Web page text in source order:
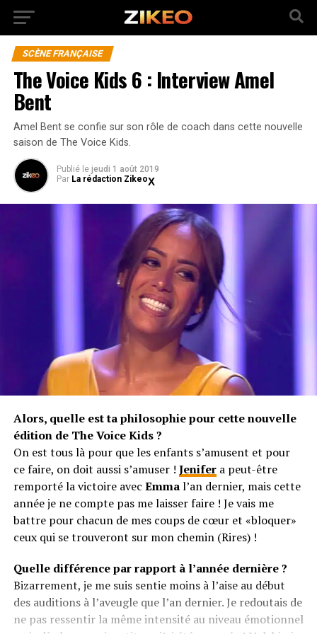
SCÈNE FRANÇAISE
The Voice Kids 6 : Interview Amel
Bent
Amel Bent se confie sur son rôle de coach dans cette nouvelle
saison de The Voice Kids.
Publié le jeudi 1 août 2019
Par La rédaction Zikeo
Alors, quelle est ta philosophie pour cette nouvelle
édition de The Voice Kids ?
On est tous là pour que les enfants s’amusent et pour
ce faire, on doit aussi s’amuser ! Jenifera peut-être
remporté la victoire avec Emmal’an dernier, mais cette
année je ne compte pas me laisser faire ! Je vais me
battre pour chacun de mes coups de cœur et «bloquer»
ceux qui se trouveront sur mon chemin (Rires) !
Quelle différence par rapport à l’année dernière ?
Bizarrement, je me suis sentie moins à l’aise au début
des auditions à l’aveugle que l’an dernier. Je redoutais de
ne pas ressentir la même intensité au niveau émotionnel